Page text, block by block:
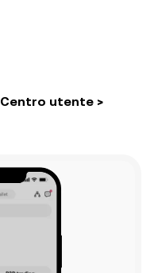
Centro utente >